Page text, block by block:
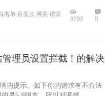
名单 百度云 网关 错误
3699 0
理员设置拦截！的解决
的提示。如下你的请求有不合法